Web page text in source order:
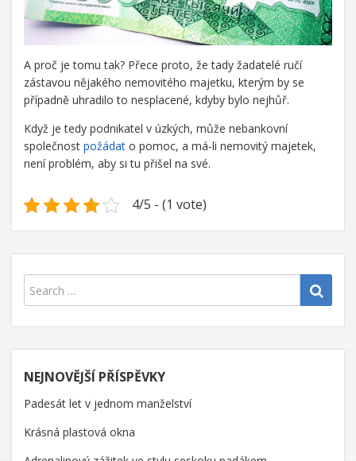
A proč je tomu tak? Přece proto, že tady žadatelé ručí
zástavou nějakého nemovitého majetku, kterým by se
případně uhradilo to nesplacené, kdyby bylo nejhůř.
Když je tedy podnikatel v úzkých, může nebankovní
společnost požádat o pomoc, a má-li nemovitý majetek,
není problém, aby si tu přišel na své.
4/5 - (1 vote)
NEJNOVĚJŠÍ PŘÍSPĚVKY
Padesát let v jednom manželství
Krásná plastová okna